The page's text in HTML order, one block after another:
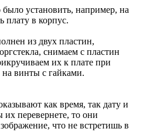
установить, например, на
плату в корпус.
из двух пластин,
снимаем с пластин
их к плате при
винты с гайками.
как время, так дату и
их перевернете, то они
что не встретишь в